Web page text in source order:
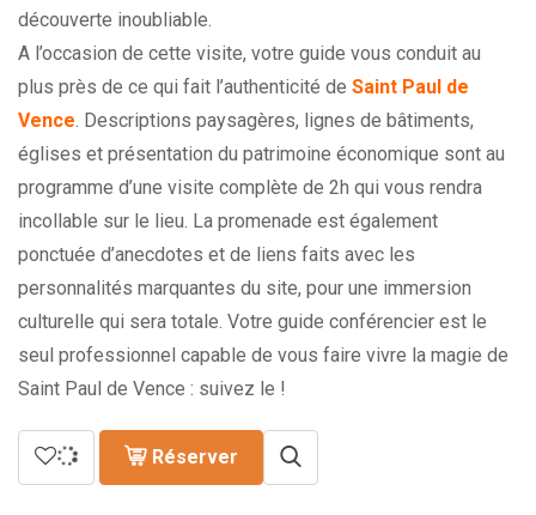
à
329.00€
découverte inoubliable.
A l’occasion de cette visite, votre guide vous conduit au
plus près de ce qui fait l’authenticité de Saint Paul de
Vence. Descriptions paysagères, lignes de bâtiments,
églises et présentation du patrimoine économique sont au
programme d’une visite complète de 2h qui vous rendra
incollable sur le lieu. La promenade est également
ponctuée d’anecdotes et de liens faits avec les
personnalités marquantes du site, pour une immersion
culturelle qui sera totale. Votre guide conférencier est le
seul professionnel capable de vous faire vivre la magie de
Saint Paul de Vence : suivez le !
Réserver